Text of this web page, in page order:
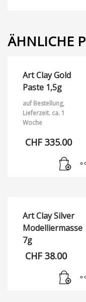
ÄHNLICHE
Art Clay Gold
Paste 1,5g
auf Bestellung,
Lieferzeit. ca. 1
Woche
CHF 335.00
Art Clay Silver
Modelliermasse
7g
CHF 38.00